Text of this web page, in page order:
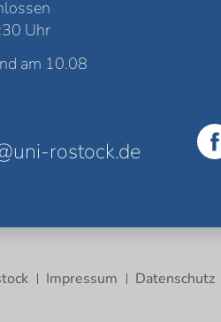
Uhr
am 10.08
rostock.de
Impressum Datenschutz